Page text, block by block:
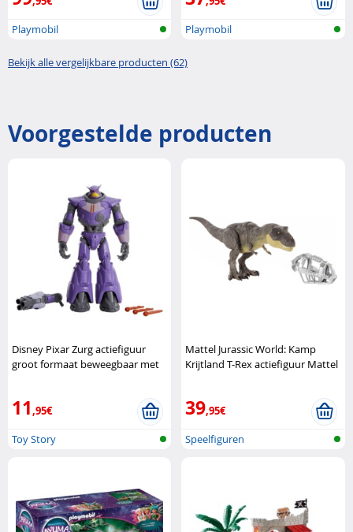
Playmobil
Playmobil
Bekijk alle vergelijkbare producten (62)
Voorgestelde producten
Disney Pixar Zurg actiefiguur
groot formaat beweegbaar met
11,95€
Toy Story
Mattel Jurassic World: Kamp
Krijtland T-Rex actiefiguur Mattel
39,95€
Speelfiguren